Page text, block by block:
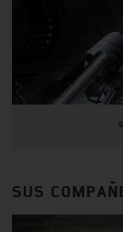
SUS